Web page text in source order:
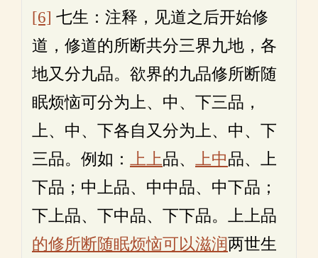
[6] 七生：注释，见道之后开始修
道，修道的所断共分三界九地，各
地又分九品。欲界的九品修所断随
眠烦恼可分为上、中、下三品，
上、中、下各自又分为上、中、下
三品。例如： 上上品、 上中品、上
下品；中上品、中中品、中下品；
下上品、下中品、下下品。上上品
的修所断随眠烦恼可以滋润两世生